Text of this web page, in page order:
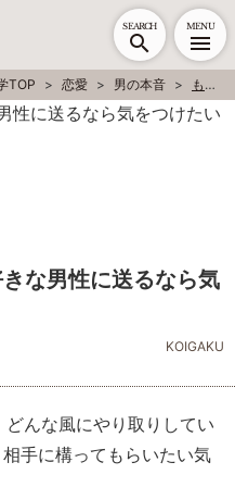
SEARCH MENU
TOP 恋愛 男の本音 もらうとうざいLINE。好きな男性に送るなら気をつけたいこと
な男性に送るなら気
KOIGAKU
んな風にやり取りしてい
手に構ってもらいたい気